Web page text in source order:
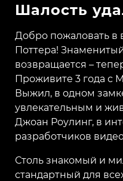
Шалость
Добро пожаловать
Поттера!
возвращается –
Проживите 3 года с
Выжил, в одном
увлекательным и
Джоан Роулинг, в
разработчиков
Столь знакомый и
стандартный для